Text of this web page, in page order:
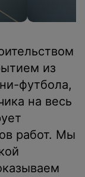
из
футбола,
на весь
работ. Мы